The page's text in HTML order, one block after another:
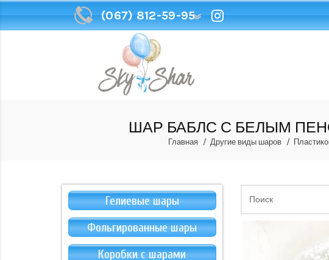
(067) 812-59-95
(067) 812-59-95
ШАР БАБЛС С БЕЛЫМ
Главная Другие виды шаров
Гелиевые шары
Фольгированные шары
Коробки с шарами